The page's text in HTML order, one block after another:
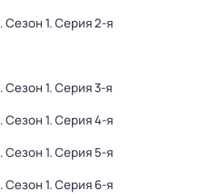
. Сезон 1. Серия 2-я
. Сезон 1. Серия 3-я
. Сезон 1. Серия 4-я
. Сезон 1. Серия 5-я
. Сезон 1. Серия 6-я